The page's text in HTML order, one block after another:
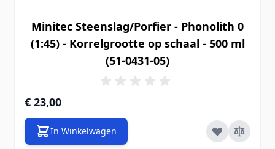
Minitec Steenslag/Porfier - Phonolith 0
(1:45) - Korrelgrootte op schaal - 500 ml
(51-0431-05)
€ 23,00
In Winkelwagen